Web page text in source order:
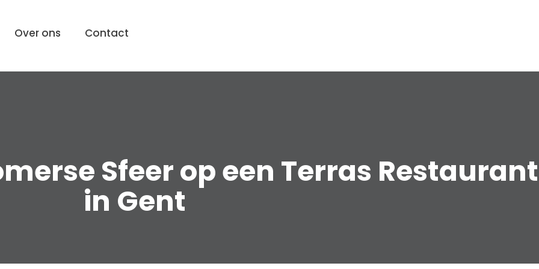
Over ons Contact
Sfeer op een Terras Restaurant
in Gent